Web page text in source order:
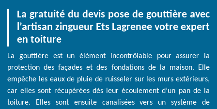
La gratuité du devis pose de gouttière avec
l’artisan zingueur Ets Lagrenee votre expert
en toiture
La gouttière est un élément incontrôlable pour assurer la
protection des façades et des fondations de la maison. Elle
empêche les eaux de pluie de ruisseler sur les murs extérieurs,
car elles sont récupérées dès leur écoulement d’un pan de la
toiture. Elles sont ensuite canalisées vers un système de